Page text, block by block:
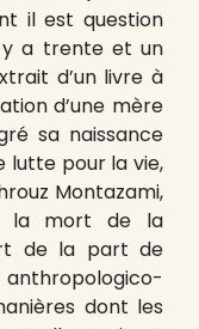
il est question
a trente et un
d’un livre à
d’une mère
sa naissance
lutte pour la vie,
Montazami,
la mort de la
de la part de
dont les